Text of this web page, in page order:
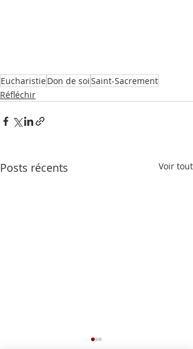
EucharistieDon de soiSaint-Sacrement
Réfléchir
Posts récents Voir tout